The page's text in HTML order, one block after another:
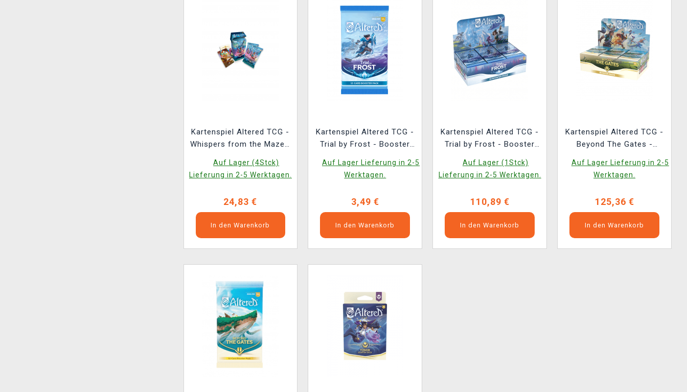
Kartenspiel Altered TCG -
Whispers from the Maze -
(ENGLISCHE VERSION)
Auf Lager (4Stck)
Lieferung in 2-5 Werktagen.
24,83 €
In den Warenkorb
Kartenspiel Altered TCG -
Trial by Frost - Booster
Auf Lager Lieferung in 2-5
Werktagen.
3,49 €
In den Warenkorb
Kartenspiel Altered TCG -
Trial by Frost - Booster
(ENGLISCHE VERSION)
Auf Lager (1Stck)
Lieferung in 2-5 Werktagen.
110,89 €
In den Warenkorb
Kartenspiel Altered TCG -
Beyond The Gates -
(ENGLISCHE VERSION)
Auf Lager Lieferung in 2-5
Werktagen.
125,36 €
In den Warenkorb